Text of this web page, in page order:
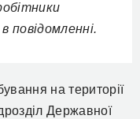
в повідомленні.
на території
Державної